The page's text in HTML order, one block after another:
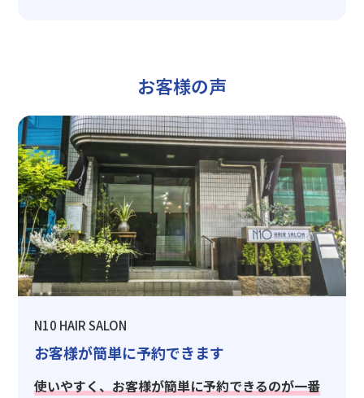
お客様の声
N10 HAIR SALON
お客様が簡単に予約できます
使いやすく、お客様が簡単に予約できるのが一番